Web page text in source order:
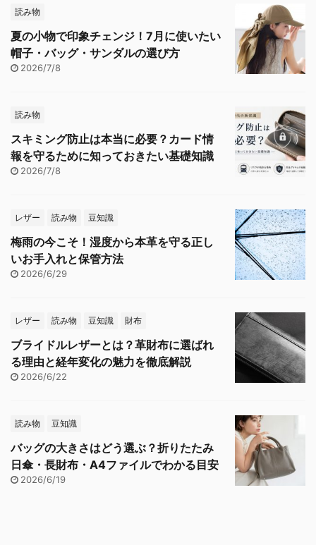
読み物
夏の小物で印象チェンジ！7月に使いたい
帽子・バッグ・サンダルの選び方
2026/7/8
読み物
スキミング防止は本当に必要？カード情
報を守るために知っておきたい基礎知識
2026/7/8
レザー 読み物 豆知識
梅雨の今こそ！湿度から本革を守る正し
いお手入れと保管方法
2026/6/29
レザー 読み物 豆知識 財布
ブライドルレザーとは？革財布に選ばれ
る理由と経年変化の魅力を徹底解説
2026/6/22
読み物 豆知識
バッグの大きさはどう選ぶ？折りたたみ
日傘・長財布・A4ファイルでわかる目安
2026/6/19